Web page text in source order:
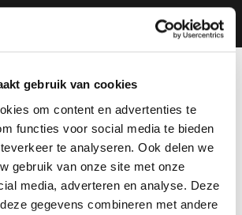
gebruik van cookies
om content en advertenties te
functies voor social media te bieden
te analyseren. Ook delen we
gebruik van onze site met onze
media, adverteren en analyse. Deze
gegevens combineren met andere